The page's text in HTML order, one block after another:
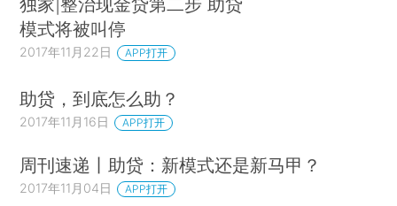
模式将被叫停
2017年11月22日 APP打开
助贷，到底怎么助？
2017年11月16日 APP打开
周刊速递丨助贷：新模式还是新马甲？
2017年11月04日 APP打开